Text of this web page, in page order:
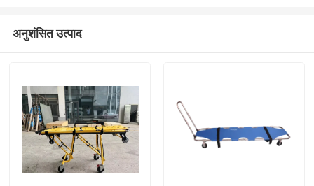
अनुशंसित उत्पाद